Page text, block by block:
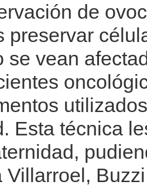
de
preservar
se vean
Esta técnica
Villarroel,